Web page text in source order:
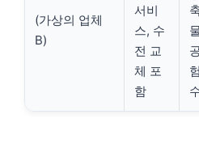
(가상의 업체
B)
서비
스, 수
전 교
체 포
함